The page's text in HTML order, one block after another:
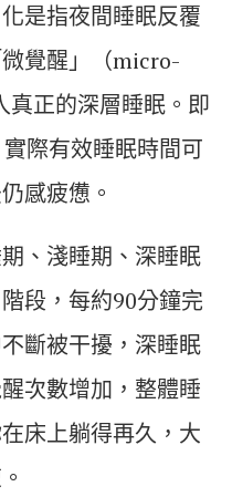
是指夜間睡眠反覆
覺醒」（micro-
正的深層睡眠。即
際有效睡眠時間可
感疲憊。
、淺睡期、深睡眠
段，每約90分鐘完
斷被干擾，深睡眠
次數增加，整體睡
床上躺得再久，大